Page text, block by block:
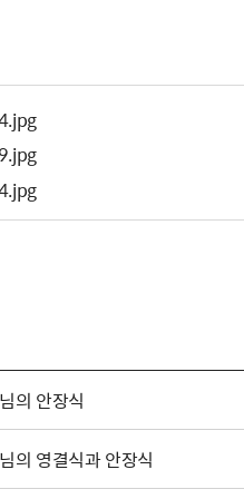
의 안장식
의 영결식과 안장식